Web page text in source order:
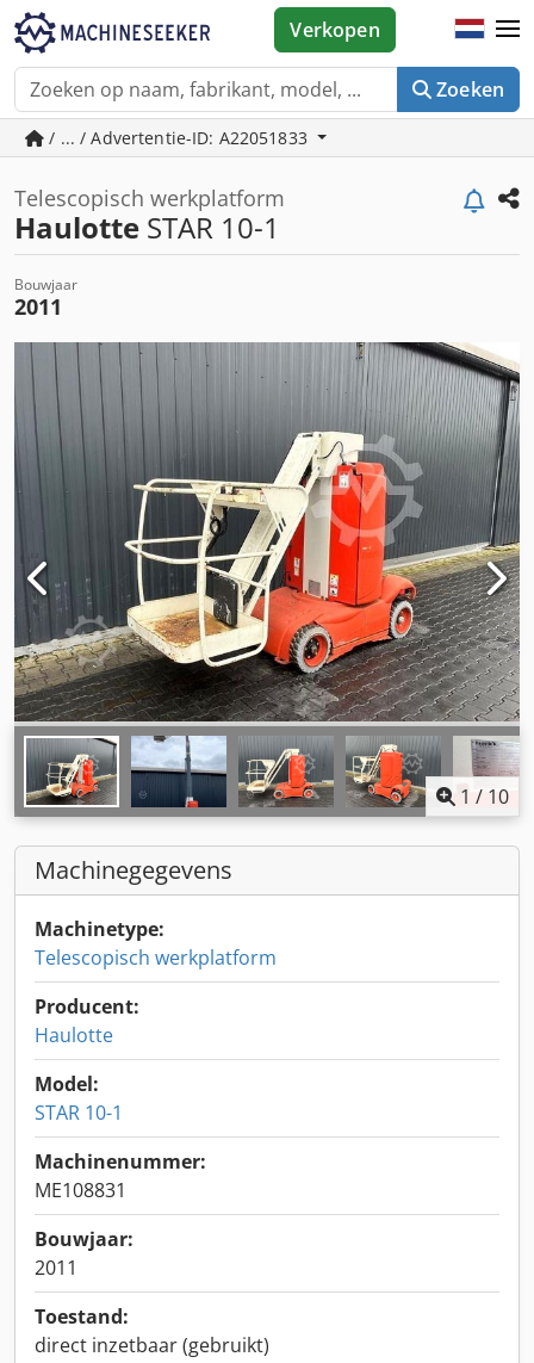
Zoeken
Verkopen
/ ... / Advertentie-ID: A22051833
Telescopisch werkplatform
Haulotte STAR 10-1
Bouwjaar
2011
1 / 10
Machinegegevens
Machinetype:
Telescopisch werkplatform
Producent:
Haulotte
Model:
STAR 10-1
Machinenummer:
ME108831
Bouwjaar:
2011
Toestand:
direct inzetbaar (gebruikt)